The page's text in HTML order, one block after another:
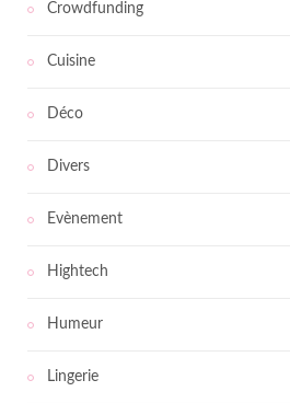
Crowdfunding
Cuisine
Déco
Divers
Evènement
Hightech
Humeur
Lingerie